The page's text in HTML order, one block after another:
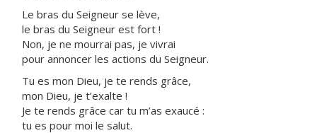
Le bras du Seigneur se lève,
le bras du Seigneur est fort !
Non, je ne mourrai pas, je vivrai
pour annoncer les actions du Seigneur.
Tu es mon Dieu, je te rends grâce,
mon Dieu, je t’exalte !
Je te rends grâce car tu m’as exaucé :
tu es pour moi le salut.